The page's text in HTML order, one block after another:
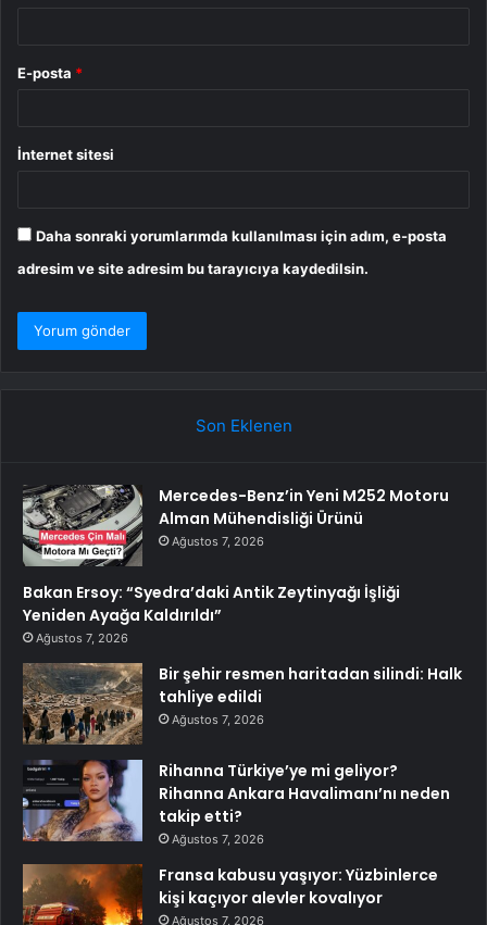
E-posta *
İnternet sitesi
Daha sonraki yorumlarımda kullanılması için adım, e-posta
adresim ve site adresim bu tarayıcıya kaydedilsin.
Son Eklenen
Mercedes-Benz’in Yeni M252 Motoru
Alman Mühendisliği Ürünü
Ağustos 7, 2026
Bakan Ersoy: “Syedra’daki Antik Zeytinyağı İşliği
Yeniden Ayağa Kaldırıldı”
Ağustos 7, 2026
Bir şehir resmen haritadan silindi: Halk
tahliye edildi
Ağustos 7, 2026
Rihanna Türkiye’ye mi geliyor?
Rihanna Ankara Havalimanı’nı neden
takip etti?
Ağustos 7, 2026
Fransa kabusu yaşıyor: Yüzbinlerce
kişi kaçıyor alevler kovalıyor
Ağustos 7, 2026